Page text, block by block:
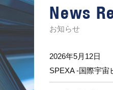
News
お知らせ
2026年5月12日
SPEXA -国際宇宙